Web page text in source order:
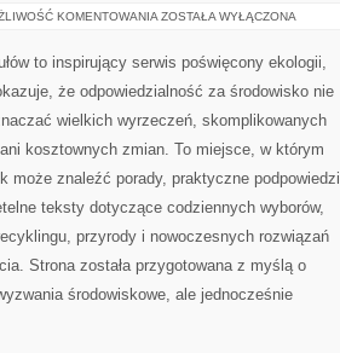
KOMENTOWANIA CZYTELNICZY
ZOSTAŁA WYŁĄCZONA
to inspirujący serwis poświęcony ekologii,
że odpowiedzialność za środowisko nie
wielkich wyrzeczeń, skomplikowanych
kosztownych zmian. To miejsce, w którym
może znaleźć porady, praktyczne podpowiedzi
teksty dotyczące codziennych wyborów,
przyrody i nowoczesnych rozwiązań
Strona została przygotowana z myślą o
środowiskowe, ale jednocześnie